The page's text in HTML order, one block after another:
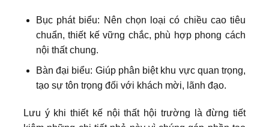
Bục phát biểu: Nên chọn loại có chiều cao tiêu
chuẩn, thiết kế vững chắc, phù hợp phong cách
nội thất chung.
Bàn đại biểu: Giúp phân biệt khu vực quan trọng,
tạo sự tôn trọng đối với khách mời, lãnh đạo.
Lưu ý khi thiết kế nội thất hội trường là đừng tiết